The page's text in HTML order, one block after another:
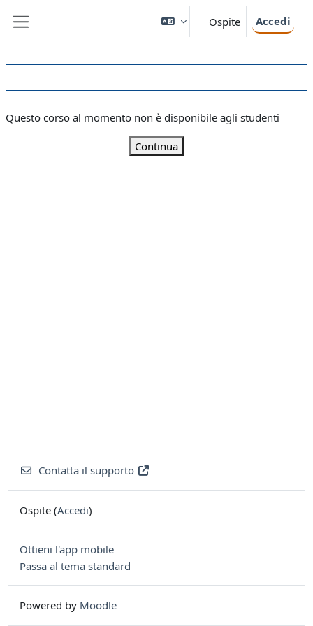
Ospite Accedi
Questo corso al momento non è disponibile agli studenti
Continua
Contatta il supporto
Ospite (Accedi)
Ottieni l'app mobile
Passa al tema standard
Powered by Moodle